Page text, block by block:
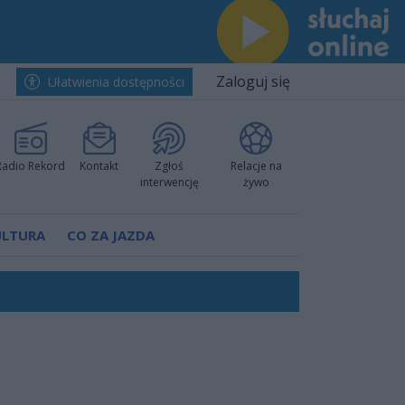
Ułatwienia dostępności Zaloguj się
Rekord Kontakt
Zgłoś
interwencję
Relacje na
żywo
CO ZA JAZDA